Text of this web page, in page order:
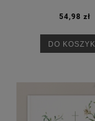
54,98 zł
DO